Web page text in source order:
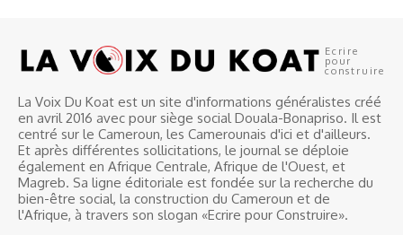
Ecrire
pour
construire
La Voix Du Koat est un site d'informations généralistes créé
en avril 2016 avec pour siège social Douala-Bonapriso. Il est
centré sur le Cameroun, les Camerounais d'ici et d'ailleurs.
Et après différentes sollicitations, le journal se déploie
également en Afrique Centrale, Afrique de l'Ouest, et
Magreb. Sa ligne éditoriale est fondée sur la recherche du
bien-être social, la construction du Cameroun et de
l'Afrique, à travers son slogan «Ecrire pour Construire».